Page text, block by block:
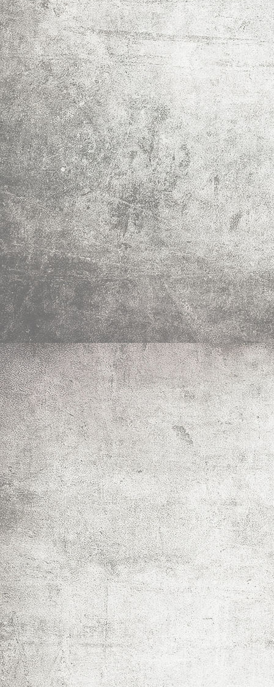
Foto Erdbeeren Sonnentunnel
Erdbeerspaß für die Kleinen